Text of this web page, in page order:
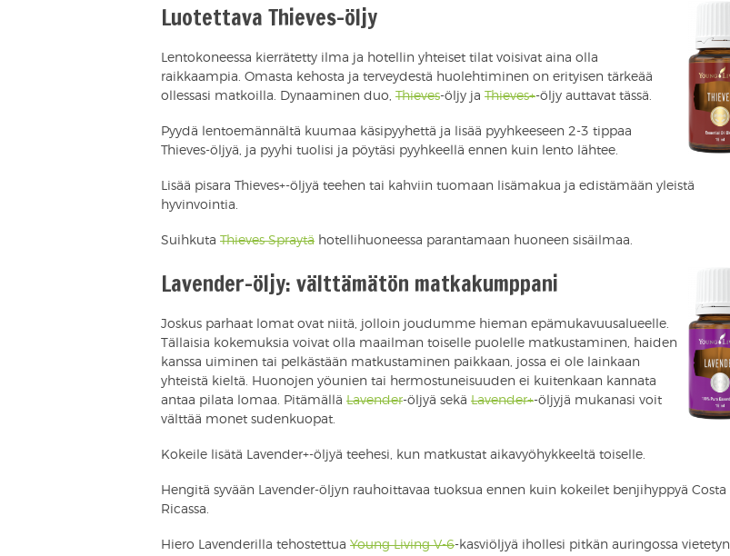
Luotettava Thieves-öljy
Lentokoneessa kierrätetty ilma ja hotellin yhteiset tilat voisivat aina olla
raikkaampia. Omasta kehosta ja terveydestä huolehtiminen on erityisen tärkeää
ollessasi matkoilla. Dynaaminen duo, Thieves-öljy ja Thieves+-öljy auttavat tässä.
Pyydä lentoemännältä kuumaa käsipyyhettä ja lisää pyyhkeeseen 2-3 tippaa
Thieves-öljyä, ja pyyhi tuolisi ja pöytäsi pyyhkeellä ennen kuin lento lähtee.
Lisää pisara Thieves+-öljyä teehen tai kahviin tuomaan lisämakua ja edistämään yleistä
hyvinvointia.
Suihkuta Thieves Spraytä hotellihuoneessa parantamaan huoneen sisäilmaa.
Lavender-öljy: välttämätön matkakumppani
Joskus parhaat lomat ovat niitä, jolloin joudumme hieman epämukavuusalueelle.
Tällaisia kokemuksia voivat olla maailman toiselle puolelle matkustaminen, haiden
kanssa uiminen tai pelkästään matkustaminen paikkaan, jossa ei ole lainkaan
yhteistä kieltä. Huonojen yöunien tai hermostuneisuuden ei kuitenkaan kannata
antaa pilata lomaa. Pitämällä Lavender-öljyä sekä Lavender+-öljyjä mukanasi voit
välttää monet sudenkuopat.
Kokeile lisätä Lavender+-öljyä teehesi, kun matkustat aikavyöhykkeeltä toiselle.
Hengitä syvään Lavender-öljyn rauhoittavaa tuoksua ennen kuin kokeilet benjihyppyä Costa
Ricassa.
Hiero Lavenderilla tehostettua Young Living V-6-kasviöljyä ihollesi pitkän auringossa vietetyn